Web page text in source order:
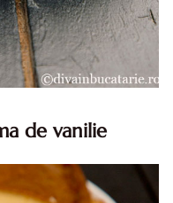
de vanilie
vanilie. Reteta